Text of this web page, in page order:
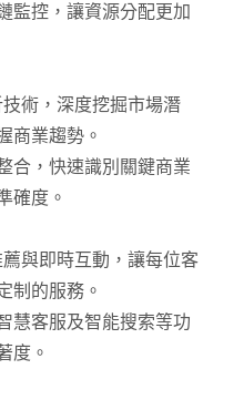
監控，讓資源分配更加
術，深度挖掘市場潛
商業趨勢。
合，快速識別關鍵商業
確度。
與即時互動，讓每位客
制的服務。
慧客服及智能搜索等功
度。